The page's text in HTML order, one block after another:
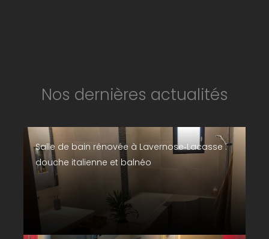
Nos dernières actualités
Salle de bain rénovée à Lavernose‑Lacasse :
douche italienne et balnéo